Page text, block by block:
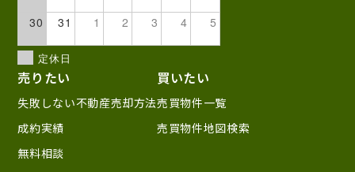
30 31 1 2 3 4 5
定休日
売りたい
失敗しない不動産売却方法
成約実績
無料相談
買いたい
売買物件一覧
売買物件地図検索